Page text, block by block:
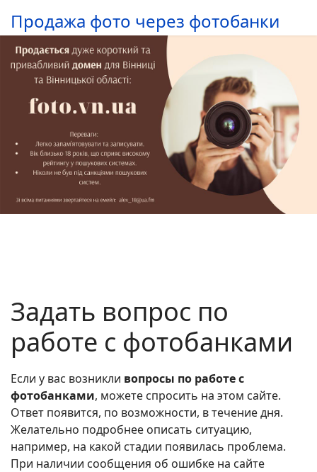
Продажа фото через фотобанки
Задать вопрос по
работе с фотобанками
Если у вас возникли вопросы по работе с
фотобанками, можете спросить на этом сайте.
Ответ появится, по возможности, в течение дня.
Желательно подробнее описать ситуацию,
например, на какой стадии появилась проблема.
При наличии сообщения об ошибке на сайте